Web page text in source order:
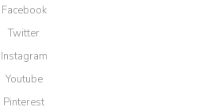
Facebook
Twitter
Instagram
Youtube
Pinterest